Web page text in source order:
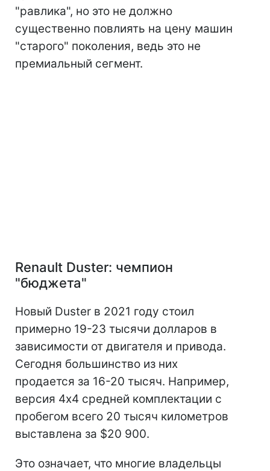
"равлика", но это не должно
существенно повлиять на цену машин
"старого" поколения, ведь это не
премиальный сегмент.
Renault Duster: чемпион
"бюджета"
Новый Duster в 2021 году стоил
примерно 19-23 тысячи долларов в
зависимости от двигателя и привода.
Сегодня большинство из них
продается за 16-20 тысяч. Например,
версия 4х4 средней комплектации с
пробегом всего 20 тысяч километров
выставлена за $20 900.
Это означает, что многие владельцы